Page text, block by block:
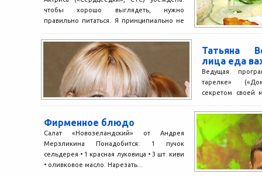
чтобы хорошо выглядеть, нужно
правильно питаться. Я принципиально не
Татьяна
лица еда
Ведущая
тарелке»
секретом своей
Фирменное блюдо
Салат «Новозеландский» от Андрея
Мерзликина Понадобится: 1 пучок
сельдерея • 1 красная луковица • 3 шт. киви
• оливковое масло. Нарезать...